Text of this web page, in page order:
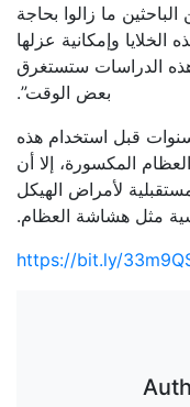
ما زالوا بحاجة
الخلايا وإمكانية عزلها
الدراسات ستستغرق
بعض الوقت”.
قبل استخدام هذه
المكسورة، إلا أن
لأمراض الهيكل
مثل هشاشة العظام.
https://bit.ly/